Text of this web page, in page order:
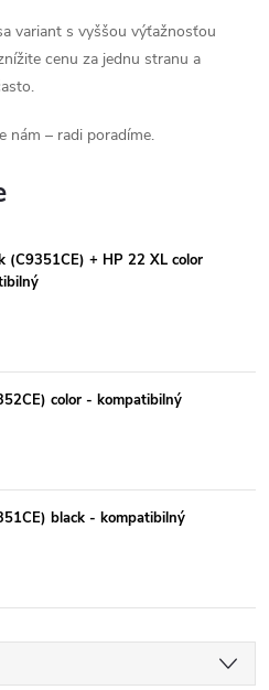
variant s vyššou výťažnosťou
cenu za jednu stranu a
nám – radi poradíme.
(C9351CE) + HP 22 XL color
color - kompatibilný
black - kompatibilný